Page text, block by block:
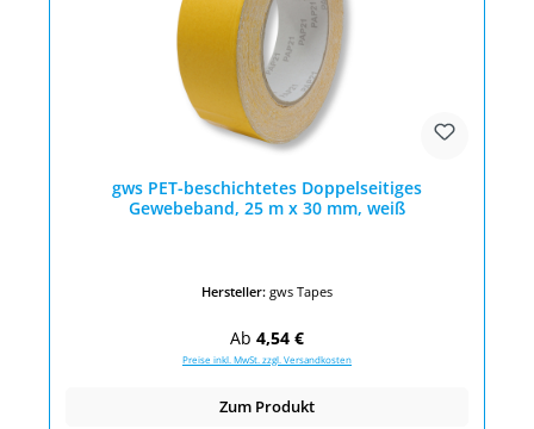
gws PET-beschichtetes Doppelseitiges
Gewebeband, 25 m x 30 mm, weiß
Hersteller: gws Tapes
Regulärer Preis:
Ab 4,54 €
Preise inkl. MwSt. zzgl. Versandkosten
Zum Produkt